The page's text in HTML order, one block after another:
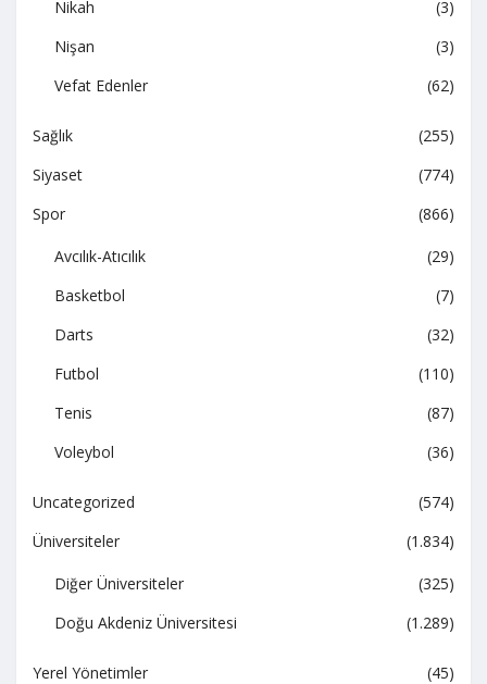
Nikah
(3)
Nişan
(3)
Vefat Edenler
(62)
Sağlık
(255)
Siyaset
(774)
Spor
(866)
Avcılık-Atıcılık
(29)
Basketbol
(7)
Darts
(32)
Futbol
(110)
Tenis
(87)
Voleybol
(36)
Uncategorized
(574)
Üniversiteler
(1.834)
Diğer Üniversiteler
(325)
Doğu Akdeniz Üniversitesi
(1.289)
Yerel Yönetimler (45)